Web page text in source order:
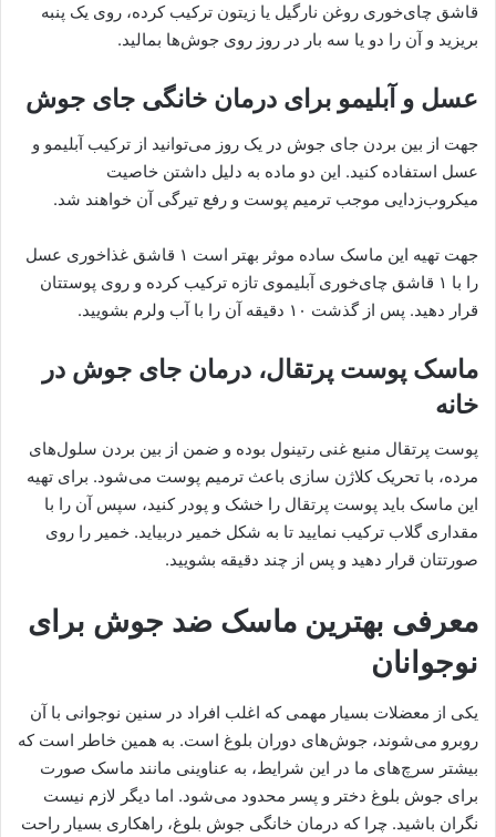
قاشق چای‌خوری روغن نارگیل یا زیتون ترکیب کرده، روی یک پنبه
بریزید و آن را دو یا سه بار در روز روی جوش‌ها بمالید.
عسل و آبلیمو برای درمان خانگی جای جوش
جهت از بین بردن جای جوش در یک روز می‌توانید از ترکیب آبلیمو و
عسل استفاده کنید. این دو ماده به دلیل داشتن خاصیت
میکروب‌زدایی موجب ترمیم پوست و رفع تیرگی آن خواهند شد.
جهت تهیه این ماسک ساده موثر بهتر است ۱ قاشق غذاخوری عسل
را با ۱ قاشق چای‌خوری آبلیموی تازه ترکیب کرده و روی پوستتان
قرار دهید. پس از گذشت ۱۰ دقیقه آن را با آب ولرم بشویید.
ماسک پوست پرتقال، درمان جای جوش در
خانه
پوست پرتقال منبع غنی رتینول بوده و ضمن از بین بردن سلول‌های
مرده، با تحریک کلاژن سازی باعث ترمیم پوست می‌شود. برای تهیه
این ماسک باید پوست پرتقال را خشک و پودر کنید، سپس آن را با
مقداری گلاب ترکیب نمایید تا به شکل خمیر دربیاید. خمیر را روی
صورتتان قرار دهید و پس از چند دقیقه بشویید.
معرفی بهترین ماسک ضد جوش برای
نوجوانان
یکی از معضلات بسیار مهمی که اغلب افراد در سنین نوجوانی با آن
روبرو می‌شوند، جوش‌های دوران بلوغ است. به همین خاطر است که
بیشتر سرچ‌های ما در این شرایط، به عناوینی مانند ماسک صورت
برای جوش بلوغ دختر و پسر محدود می‌شود. اما دیگر لازم نیست
نگران باشید. چرا که درمان خانگی جوش بلوغ، راهکاری بسیار راحت